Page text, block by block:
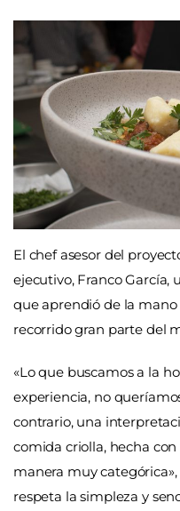
El chef asesor del
ejecutivo, Franco García,
que aprendió de la
recorrido gran parte del
«Lo que buscamos a la
experiencia, no
contrario, una
comida criolla, hecha
manera muy
respeta la simpleza y